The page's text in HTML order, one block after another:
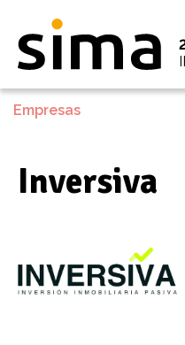
Empresas
Inversiva